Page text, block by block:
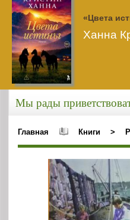
«Цвета
Ханна
Мы рады
Главная Книги >